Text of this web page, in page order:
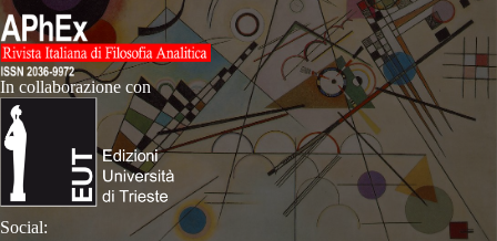
In collaborazione con
Social: